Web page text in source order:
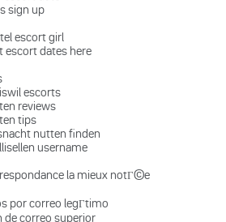
sign up
escort girl
escort dates here
escorts
reviews
tips
nutten finden
username
la mieux notГ©e
por correo legГ­timo
de correo superior